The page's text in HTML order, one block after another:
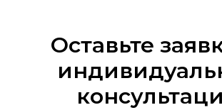
Оставьте